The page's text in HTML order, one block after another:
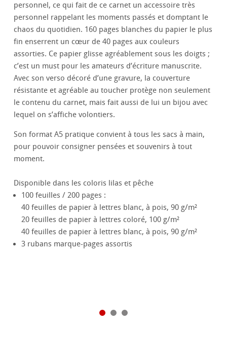
personnel, ce qui fait de ce carnet un accessoire très
personnel rappelant les moments passés et domptant le
chaos du quotidien. 160 pages blanches du papier le plus
fin enserrent un cœur de 40 pages aux couleurs
assorties. Ce papier glisse agréablement sous les doigts ;
c’est un must pour les amateurs d’écriture manuscrite.
Avec son verso décoré d’une gravure, la couverture
résistante et agréable au toucher protège non seulement
le contenu du carnet, mais fait aussi de lui un bijou avec
lequel on s’affiche volontiers.
Son format A5 pratique convient à tous les sacs à main,
pour pouvoir consigner pensées et souvenirs à tout
moment.
Disponible dans les coloris lilas et pêche
100 feuilles / 200 pages :
40 feuilles de papier à lettres blanc, à pois, 90 g/m²
20 feuilles de papier à lettres coloré, 100 g/m²
40 feuilles de papier à lettres blanc, à pois, 90 g/m²
3 rubans marque-pages assortis